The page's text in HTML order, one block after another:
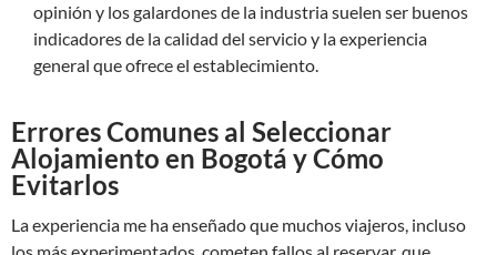
opinión y los galardones de la industria suelen ser buenos
indicadores de la calidad del servicio y la experiencia
general que ofrece el establecimiento.
Errores Comunes al Seleccionar
Alojamiento en Bogotá y Cómo
Evitarlos
La experiencia me ha enseñado que muchos viajeros, incluso